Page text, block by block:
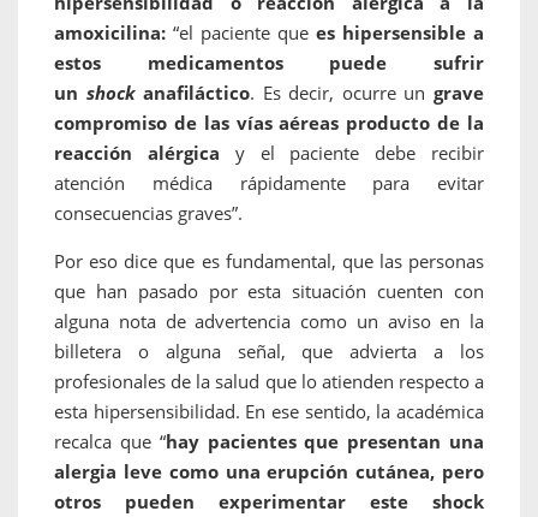
amoxicilina: “el paciente que es hipersensible a
estos medicamentos puede sufrir
un shockanafiláctico. Es decir, ocurre un grave
compromiso de las vías aéreas producto de la
reacción alérgica y el paciente debe recibir
atención médica rápidamente para evitar
consecuencias graves”.
Por eso dice que es fundamental, que las personas
que han pasado por esta situación cuenten con
alguna nota de advertencia como un aviso en la
billetera o alguna señal, que advierta a los
profesionales de la salud que lo atienden respecto a
esta hipersensibilidad. En ese sentido, la académica
recalca que “hay pacientes que presentan una
alergia leve como una erupción cutánea, pero
otros pueden experimentar este shock